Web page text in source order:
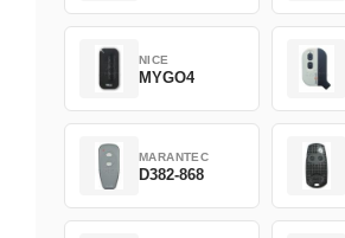
NICE
MYGO4
MARANTEC
D382-868